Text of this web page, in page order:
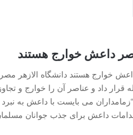
داعش خوارج هستند
خوارج هستند دانشگاه الازهر
داد و عناصر آن را خوارج و
می بایست با داعش به
اقدامات داعش برای جذب جوانان